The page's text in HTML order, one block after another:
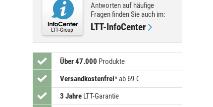
Antworten auf häufige
Fragen finden Sie auch im:
LTT-InfoCenter
Über 47.000 Produkte
Versandkostenfrei* ab 69 €
3 Jahre LTT-Garantie